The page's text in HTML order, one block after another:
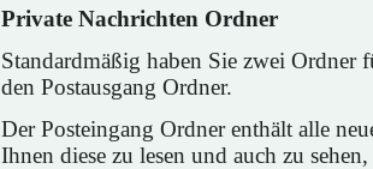
Private Nachrichten Ordner
Standardmäßig haben Sie zwei Ordner
den Postausgang Ordner.
Der Posteingang Ordner enthält alle
Ihnen diese zu lesen und auch zu